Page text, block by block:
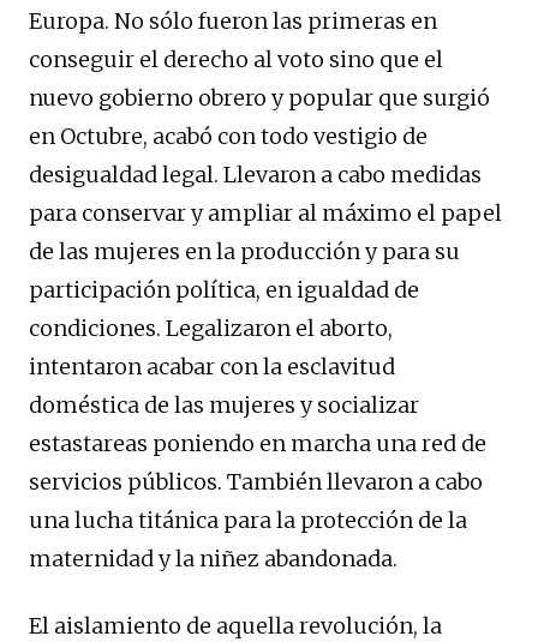
Europa. No sólo fueron las primeras en
conseguir el derecho al voto sino que el
nuevo gobierno obrero y popular que surgió
en Octubre, acabó con todo vestigio de
desigualdad legal. Llevaron a cabo medidas
para conservar y ampliar al máximo el papel
de las mujeres en la producción y para su
participación política, en igualdad de
condiciones. Legalizaron el aborto,
intentaron acabar conla esclavitud
doméstica de las mujeres y socializar
estastareas poniendo en marcha una red de
servicios públicos. Tambiénllevaron a cabo
una lucha titánica para la protección de la
maternidad y la niñez abandonada.
El aislamiento de aquella revolución, la